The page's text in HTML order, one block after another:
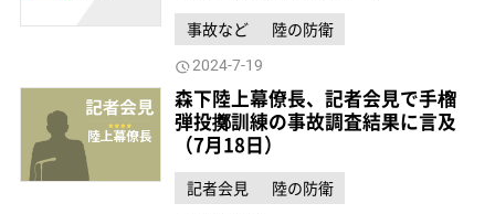
事故など 陸の防衛
2024-7-19
森下陸上幕僚長、記者会見で手榴
弾投擲訓練の事故調査結果に言及
（7月18日）
記者会見 陸の防衛